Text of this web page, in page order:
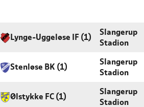
Lynge-Uggeløse IF (1)
Slangerup
Stadion
Stenløse BK (1)
Slangerup
Stadion
Ølstykke FC (1)
Slangerup
Stadion